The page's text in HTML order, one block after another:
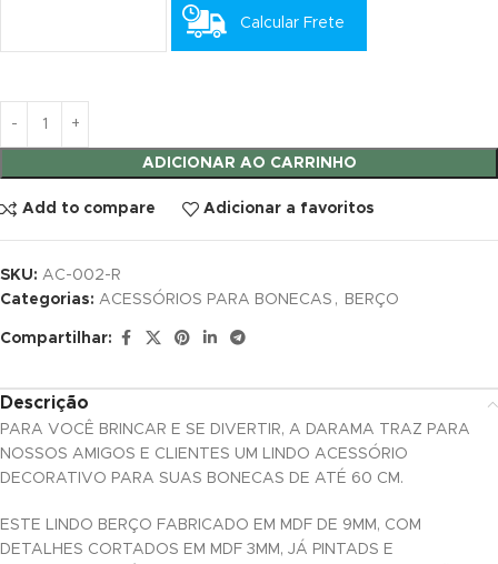
panel
al
panel
panel
Calcular Frete
ADICIONAR AO CARRINHO
Add to compare Adicionar a favoritos
SKU: AC-002-R
Categorias: ACESSÓRIOS PARA BONECAS , BERÇO
Compartilhar:
Descrição
PARA VOCÊ BRINCAR E SE DIVERTIR, A DARAMA TRAZ PARA
NOSSOS AMIGOS E CLIENTES UM LINDO ACESSÓRIO
DECORATIVO PARA SUAS BONECAS DE ATÉ 60 CM.
ESTE LINDO BERÇO FABRICADO EM MDF DE 9MM, COM
DETALHES CORTADOS EM MDF 3MM, JÁ PINTADS E